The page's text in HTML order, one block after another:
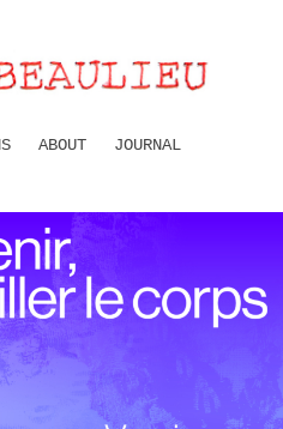
ABOUT JOURNAL